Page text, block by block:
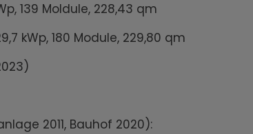
139 Moldule, 228,43 qm
180 Module, 229,80 qm
2011, Bauhof 2020):